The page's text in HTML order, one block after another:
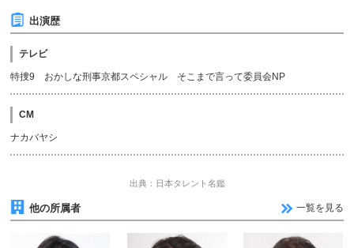
出演歴
テレビ
特捜9 おかしな刑事京都スペシャル そこまで言って委員会NP
CM
ナカバヤシ
出典：日本タレント名鑑
他の所属者 一覧を見る